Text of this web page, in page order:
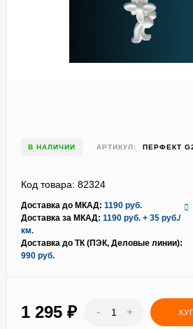
В НАЛИЧИИ АРТИКУЛ: ПЕРФЕКТ
Код товара: 82324
Доставка до МКАД: 1190 руб.
Доставка за МКАД: 1190 руб. + 35 руб./
км.
Доставка до ТК (ПЭК, Деловые линии):
990 руб.
1 295 ₽ - +